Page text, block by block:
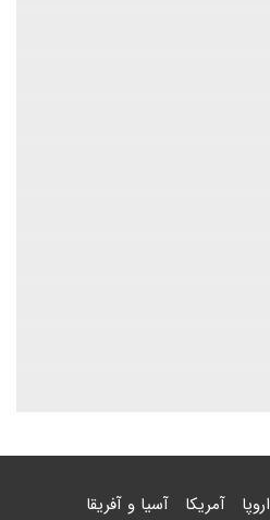
اروپا آمریکا آسیا و آفریقا